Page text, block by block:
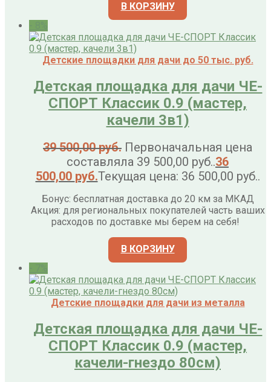
В КОРЗИНУ
Детские площадки для дачи до 50 тыс. руб.
Детская площадка для дачи ЧЕ-
СПОРТ Классик 0.9 (мастер,
качели 3в1)
39 500,00руб. Первоначальная цена
составляла 39 500,00 руб..36
500,00 руб.Текущая цена: 36 500,00 руб..
Бонус: бесплатная доставка до 20 км за МКАД
Акция: для региональных покупателей часть ваших
расходов по доставке мы берем на себя!
В КОРЗИНУ
Детские площадки для дачи из металла
Детская площадка для дачи ЧЕ-
СПОРТ Классик 0.9 (мастер,
качели-гнездо 80см)